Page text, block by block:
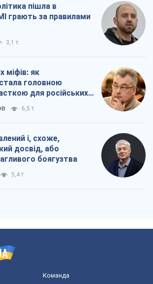
пішла в
грають за правилами
3,1 т.
міфів: як
головною
для російських
6,5 т.
і, схоже,
досвід, або
боягузтва
5,4 т.
Команда